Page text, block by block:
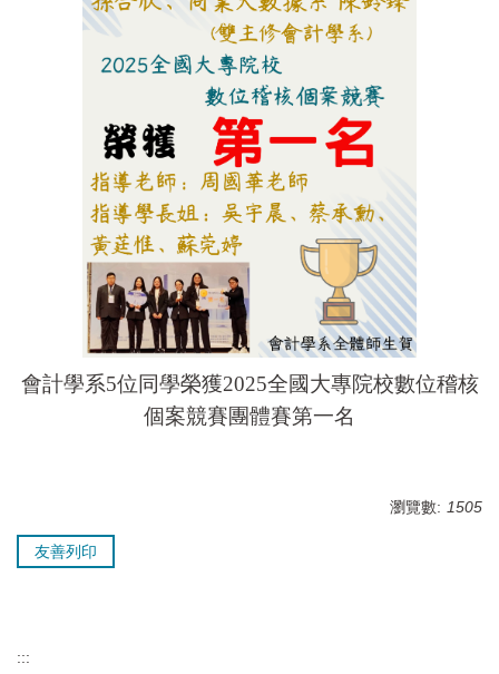
會計學系5位同學榮獲2025全國大專院校數位稽核
個案競賽團體賽第一名
瀏覽數: 1505
友善列印
:::